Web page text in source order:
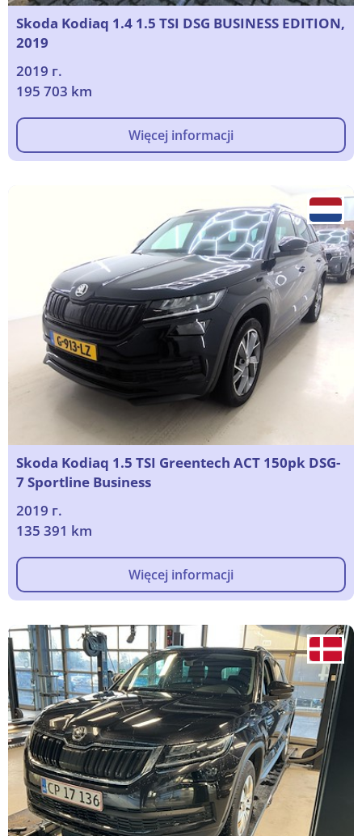
Skoda Kodiaq 1.4 1.5 TSI DSG BUSINESS EDITION,
2019
2019 г.
195 703 km
Więcej informacji
Skoda Kodiaq 1.5 TSI Greentech ACT 150pk DSG-
7 Sportline Business
2019 г.
135 391 km
Więcej informacji